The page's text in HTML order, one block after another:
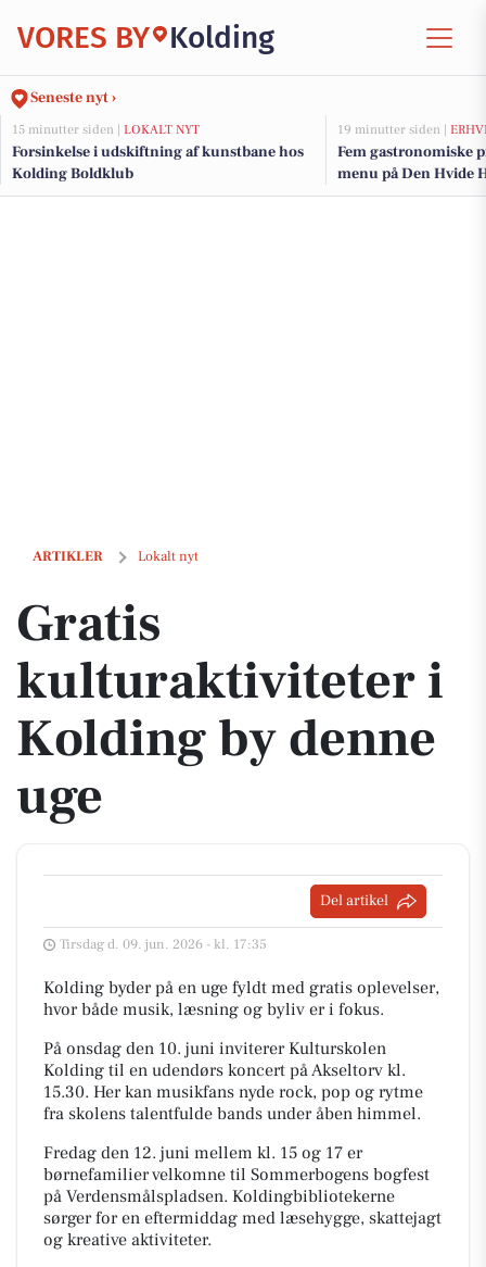
VORES BY Kolding
Seneste nyt ›
15 minutter siden | LOKALT NYT
Forsinkelse i udskiftning af kunstbane hos
Kolding Boldklub
19 minutter siden |
Fem gastronomiske
menu på Den Hvide
ARTIKLER Lokalt nyt
Gratis kulturaktiviteter i Kolding by denne uge
Gratis
kulturaktiviteter i
Kolding by denne
uge
Del artikel
Tirsdag d. 09. jun. 2026 - kl. 17:35
Kolding byder på en uge fyldt med gratis oplevelser,
hvor både musik, læsning og byliv er i fokus.
På onsdag den 10. juni inviterer Kulturskolen
Kolding til en udendørs koncert på Akseltorv kl.
15.30. Her kan musikfans nyde rock, pop og rytme
fra skolens talentfulde bands under åben himmel.
Fredag den 12. juni mellem kl. 15 og 17 er
børnefamilier velkomne til Sommerbogens bogfest
på Verdensmålspladsen. Koldingbibliotekerne
sørger for en eftermiddag med læsehygge, skattejagt
og kreative aktiviteter.